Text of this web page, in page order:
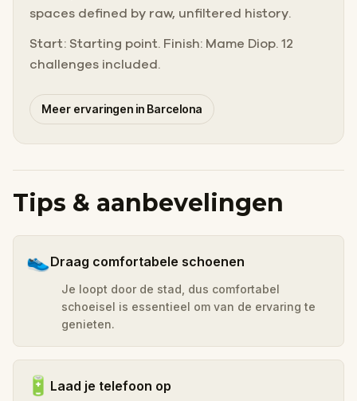
spaces defined by raw, unfiltered history.
Start: Starting point. Finish: Mame Diop. 12
challenges included.
Meer ervaringen in Barcelona
Tips & aanbevelingen
👟Draag comfortabele schoenen
Je loopt door de stad, dus comfortabel
schoeisel is essentieel om van de ervaring te
genieten.
🔋 Laad je telefoon op